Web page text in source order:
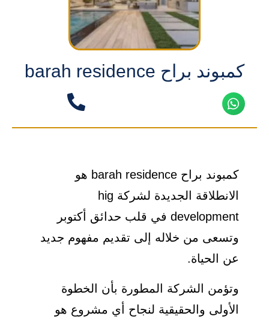
كمبوند براح barah residence
كمبوند براح barah residence هو
الانطلاقة الجديدة لشركة hig
development في قلب حدائق أكتوبر
وتسعى من خلاله إلى تقديم مفهوم جديد
عن الحياة.
وتؤمن الشركة المطورة بأن الخطوة
الأولى والحقيقية لنجاح أي مشروع هو